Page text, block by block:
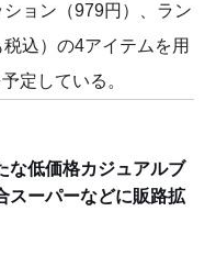
ョン（979円）、ラン
込）の4アイテムを用
定している。
な低価格カジュアルブ
スーパーなどに販路拡